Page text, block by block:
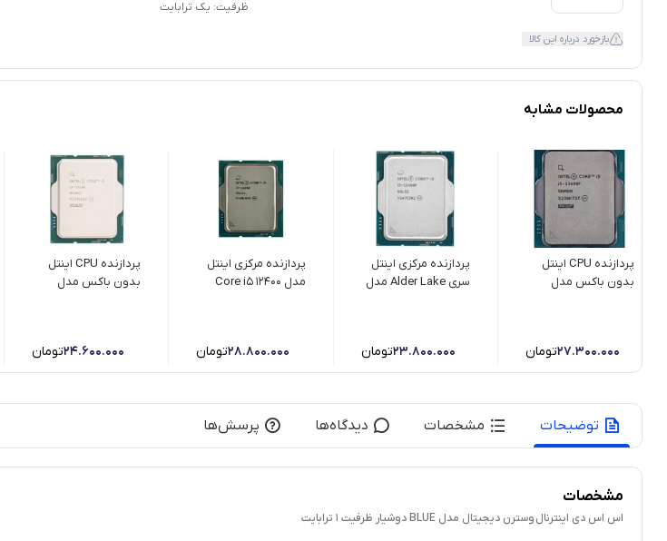
بازخورد درباره این کالا
ظرفیت: یک ترابایت
محصولات مشابه
پردازنده CPU اینتل
بدون باکس مدل
27.300.000تومان
پردازنده مرکزی اینتل
سری Alder Lake مدل
23.800.000تومان
پردازنده مرکزی اینتل
مدل Core i5 12400
28.800.000تومان
پردازنده CPU اینتل
بدون باکس مدل
(تست شده)
24.600.000تومان
توضیحات مشخصات دیدگاه‌ها پرسش‌ها
مشخصات
اس اس دی اینترنال وسترن دیجیتال مدل BLUE دوشیار ظرفیت 1 ترابایت